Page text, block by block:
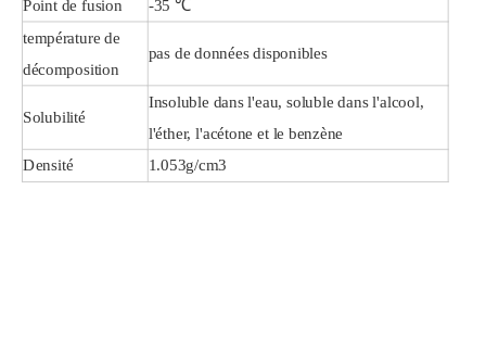
Point de fusion
-35 ℃
température de
décomposition
pas de données disponibles
Solubilité
Insoluble dans l'eau, soluble dans l'alcool,
l'éther, l'acétone et le benzène
Densité
1.053g/cm3